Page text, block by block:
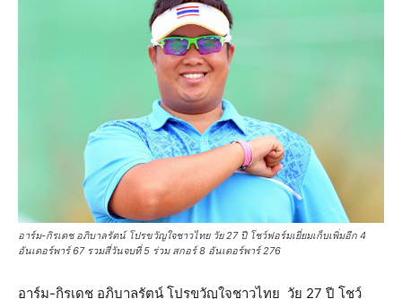
อาร์ม-กิรเดช อภิบาลรัตน์ โปรขวัญใจชาวไทย วัย 27 ปี โชว์ฟอร์มเยี่ยมเก็บเพิ่มอีก 4
อันเดอร์พาร์ 67 รวมสี่วันจบที่ 5 ร่วม สกอร์ 8 อันเดอร์พาร์ 276
อาร์ม-กิรเดช อภิบาลรัตน์ โปรขวัญใจชาวไทย วัย 27 ปี โชว์